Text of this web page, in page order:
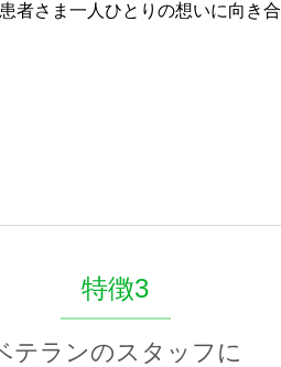
者さま一人ひとりの想いに向き合
特徴3
テランのスタッフに